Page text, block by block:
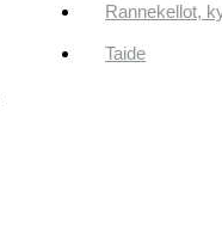
Rannekellot,
Taide